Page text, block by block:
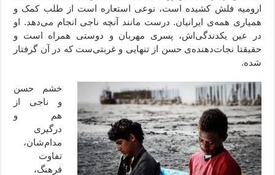
ارومیه فلش کشیده است، نوعی استعاره است از طلب کمک و
همیاری همه‌ی ایرانیان. درست مانند آنچه ناجی انجام می‌دهد. او
در عین یکدندگی‌اش، پسری مهربان و دوستی همراه است و
حقیقتا نجات‌دهنده‌ی حسن از تنهایی و غربتی‌ست که در آن گرفتار
شده.
خشم حسن
و ناجی از
هم و
درگیری
مدام‌شان،
تفاوت
فرهنگ،